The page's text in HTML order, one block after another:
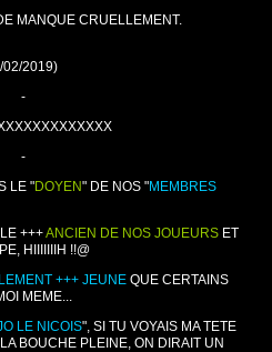
MANQUE CRUELLEMENT.
02/2019)
-
-
LE "DOYEN" DE NOS "MEMBRES
+++ANCIEN DE NOS JOUEURS ET
HIIIIIIIH !!@
+++ JEUNE QUE CERTAINS
MEME...
LE NICOIS", SI TU VOYAIS MA TETE
BOUCHE PLEINE, ON DIRAIT UN